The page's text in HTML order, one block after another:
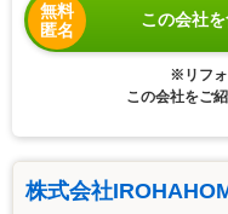
無料
匿名
この会社
※リフォ
この会社をご
株式会社